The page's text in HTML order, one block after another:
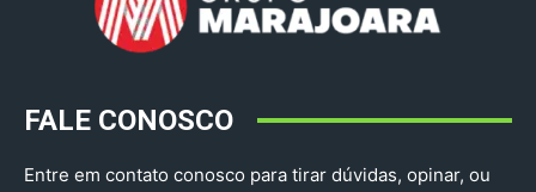
FALE CONOSCO
Entre em contato conosco para tirar dúvidas, opinar, ou